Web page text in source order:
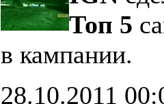
Топ 5
в кампании.
28.10.2011